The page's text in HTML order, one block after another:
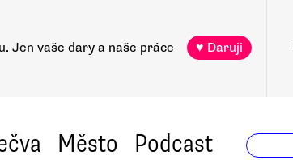
Jen vaše dary a naše práce ♥ Daruji
Město Podcast